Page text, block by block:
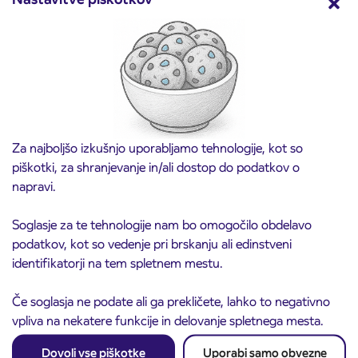
Za najboljšo izkušnjo uporabljamo tehnologije, kot so
piškotki, za shranjevanje in/ali dostop do podatkov o
napravi.
Soglasje za te tehnologije nam bo omogočilo obdelavo
podatkov, kot so vedenje pri brskanju ali edinstveni
identifikatorji na tem spletnem mestu.
Če soglasja ne podate ali ga prekličete, lahko to negativno
vpliva na nekatere funkcije in delovanje spletnega mesta.
Dovoli vse piškotke Uporabi samo obvezne
Predprodaja dijaških subvencioniranih IJPP
vozovnic za šolsko leto 2026/2027 se začne
Obvestilo o popolni zapori ceste